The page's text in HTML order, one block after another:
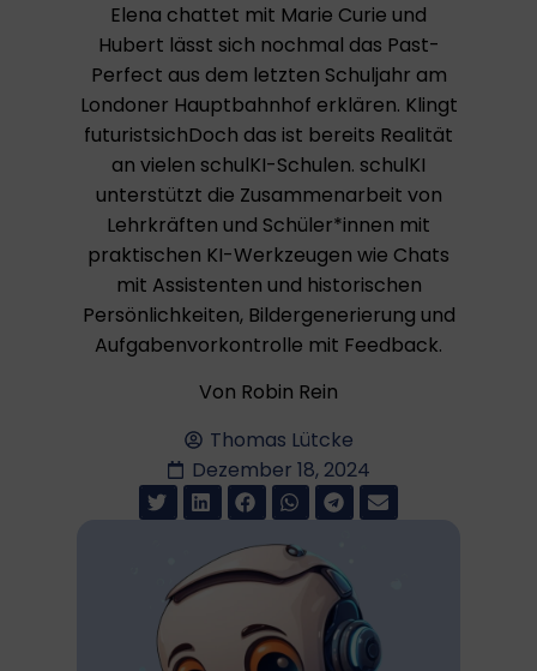
Elena chattet mit Marie Curie und
Hubert lässt sich nochmal das Past-
Perfect aus dem letzten Schuljahr am
Londoner Hauptbahnhof erklären. Klingt
futuristsichDoch das ist bereits Realität
an vielen schulKI-Schulen. schulKI
unterstützt die Zusammenarbeit von
Lehrkräften und Schüler*innen mit
praktischen KI-Werkzeugen wie Chats
mit Assistenten und historischen
Persönlichkeiten, Bildergenerierung und
Aufgabenvorkontrolle mit Feedback.
Von Robin Rein
Thomas Lütcke
Dezember 18, 2024